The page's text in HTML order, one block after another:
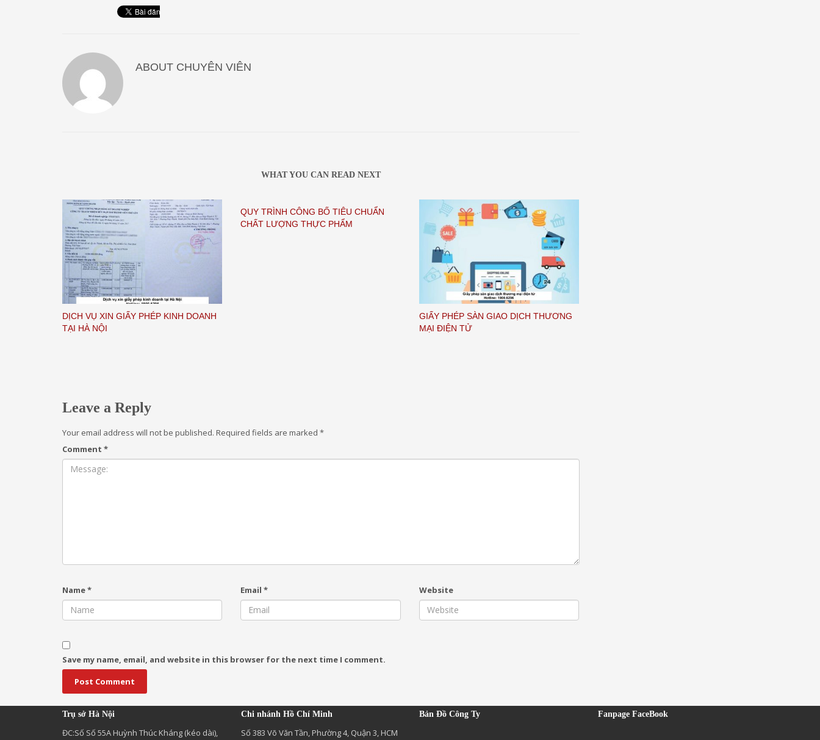
ABOUT CHUYÊN VIÊN
WHAT YOU CAN READ NEXT
DỊCH VỤ XIN GIẤY PHÉP KINH DOANH
TẠI HÀ NỘI
QUY TRÌNH CÔNG BỐ TIÊU CHUẨN
CHẤT LƯỢNG THỰC PHẨM
GIẤY PHÉP SÀN GIAO DỊCH THƯƠNG
MẠI ĐIỆN TỬ
Leave a Reply
Your email address will not be published. Required fields are marked *
Comment *
Name* Email* Website
Save my name, email, and website in this browser for the next time I comment.
Trụ sở Hà Nội
ĐC:Số Số 55A Huỳnh Thúc Kháng (kéo dài),
Chi nhánh Hồ Chí Minh
Số 383 Võ Văn Tần, Phường 4, Quận 3, HCM
Bản Đồ Công Ty Fanpage FaceBook